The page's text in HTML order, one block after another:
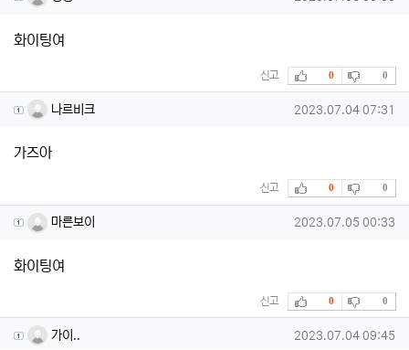
화이팅여
신고 추천
0 비추천
0
나르비크님의 댓글
나르비크 작성일
2023.07.04 07:31
가즈아
신고 추천
0 비추천
0
마른보이님의 댓글
마른보이 작성일
2023.07.05 00:33
화이팅여
신고 추천
0 비추천
0
가이..님의 댓글
가이.. 작성일
2023.07.04 09:45